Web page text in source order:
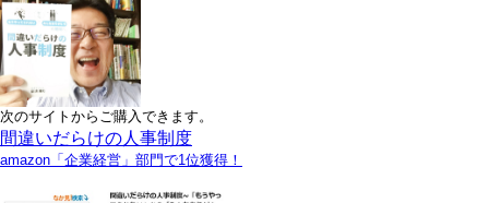
次のサイトからご購入できます。
間違いだらけの人事制度
amazon「企業経営」部門で1位獲得！